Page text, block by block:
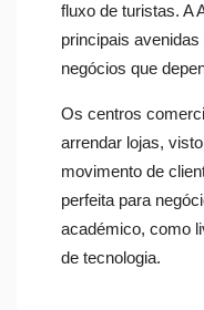
fluxo de turistas. A
principais
negócios que
Os centros
arrendar lojas,
movimento de
perfeita para
académico, como
de tecnologia.